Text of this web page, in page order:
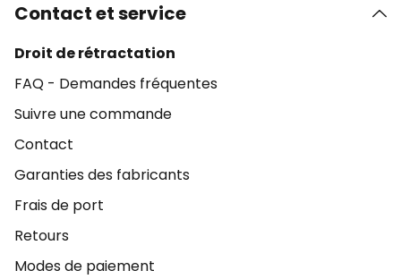
Contact et service
Droit de rétractation
FAQ - Demandes fréquentes
Suivre une commande
Contact
Garanties des fabricants
Frais de port
Retours
Modes de paiement